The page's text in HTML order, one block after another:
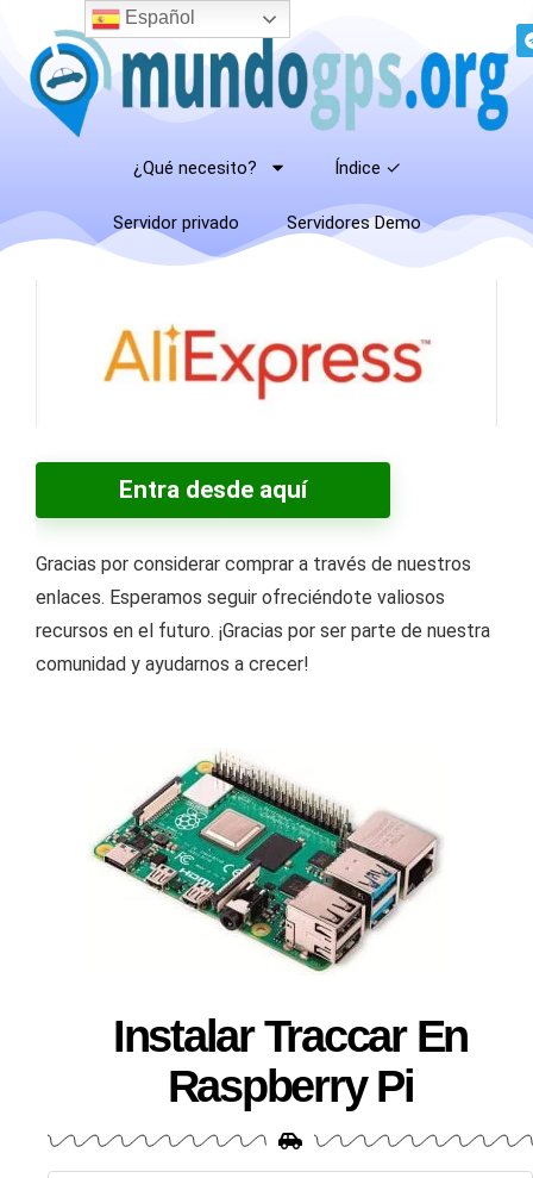
¿Qué necesito? Índice ✓
Servidor privado Servidores Demo
Entra desde aquí
Gracias por considerar comprar a través de nuestros
enlaces. Esperamos seguir ofreciéndote valiosos
recursos en el futuro. ¡Gracias por ser parte de nuestra
comunidad y ayudarnos a crecer!
Instalar Traccar En
Raspberry Pi
Español